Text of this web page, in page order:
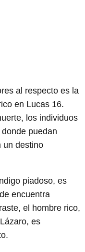
al respecto es la
en Lucas 16.
los individuos
puedan
un destino
piadoso, es
encuentra
el hombre rico,
es